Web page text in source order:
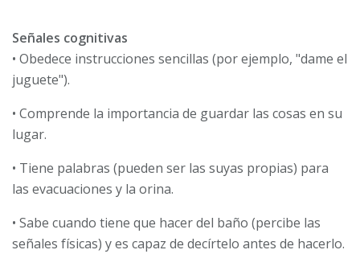
Señales cognitivas
• Obedece instrucciones sencillas (por ejemplo, "dame el
juguete").
• Comprende la importancia de guardar las cosas en su
lugar.
• Tiene palabras (pueden ser las suyas propias) para
las evacuaciones y la orina.
• Sabe cuando tiene que hacer del baño (percibe las
señales físicas) y es capaz de decírtelo antes de hacerlo.